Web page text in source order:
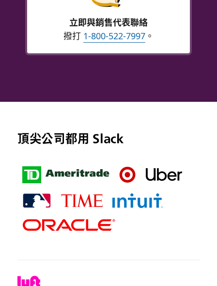
立即與銷售代表聯絡
撥打 1-800-522-7997。
頂尖公司都用 Slack